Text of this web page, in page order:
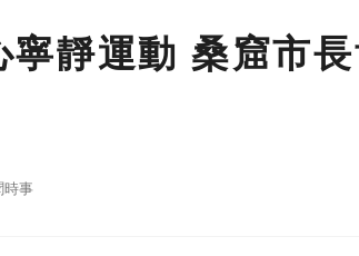
靜運動 桑窟市
時事